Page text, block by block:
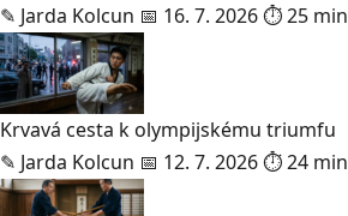
✎ Jarda Kolcun 📅 16. 7. 2026⏱ 25 min
Krvavá cesta k olympijskému triumfu
✎ Jarda Kolcun 📅 12. 7. 2026⏱ 24 min